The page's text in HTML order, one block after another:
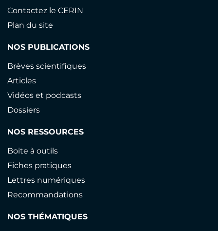
Contactez le CERIN
Plan du site
NOS PUBLICATIONS
Brèves scientifiques
Articles
Vidéos et podcasts
Dossiers
NOS RESSOURCES
Boite à outils
Fiches pratiques
Lettres numériques
Recommandations
NOS THÉMATIQUES